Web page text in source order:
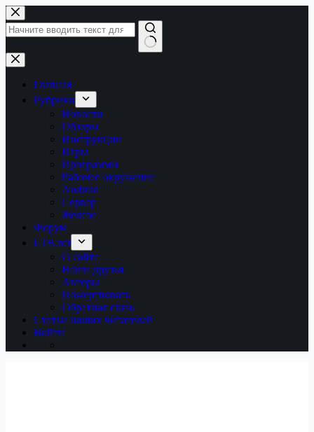
Перейти
к
сути
Ничего
не
найденоГлавная
Рубрики
Новости
Обзоры
Инструкции
Игры
Программы
Рабочее окружение
Android
Сервер
Железо
Форум
LTB.net
О сайте
Наши друзья
Авторы
Пожертвовать
Обратная связь
Статьи наших читателей
Войти